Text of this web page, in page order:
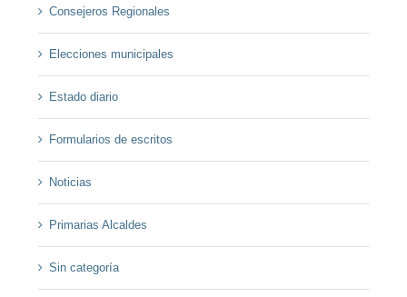
Consejeros Regionales
Elecciones municipales
Estado diario
Formularios de escritos
Noticias
Primarias Alcaldes
Sin categoría